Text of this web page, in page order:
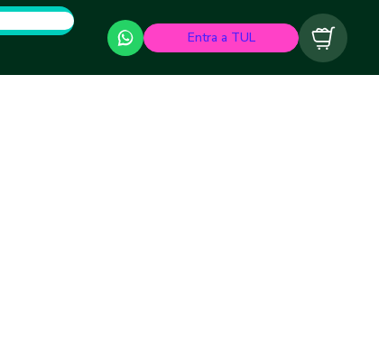
Entra a TUL Carrito